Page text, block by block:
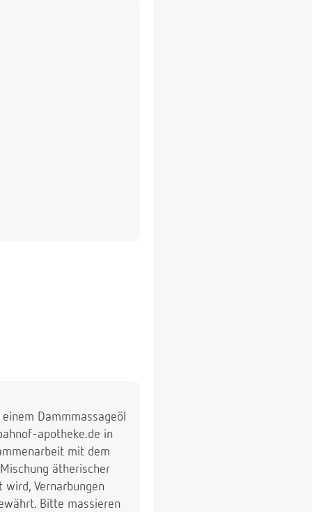
Dammmassageöl
apotheke.de in
mit dem
ätherischer
Vernarbungen
Bitte massieren